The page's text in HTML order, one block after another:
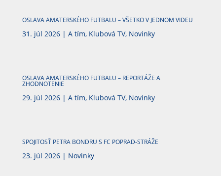
OSLAVA AMATERSKÉHO FUTBALU – VŠETKO V JEDNOM VIDEU
31. júl 2026| A tím, Klubová TV, Novinky
OSLAVA AMATERSKÉHO FUTBALU – REPORTÁŽE A
ZHODNOTENIE
29. júl 2026| A tím, Klubová TV, Novinky
SPOJITOSŤ PETRA BONDRU S FC POPRAD-STRÁŽE
23. júl 2026| Novinky